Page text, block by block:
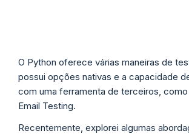
O Python oferece várias maneiras de
possui opções nativas e a capacidade
com uma ferramenta de terceiros,
Email Testing.
Recentemente, explorei algumas